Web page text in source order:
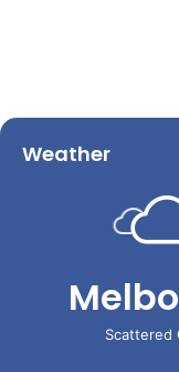
Weather
Scattered